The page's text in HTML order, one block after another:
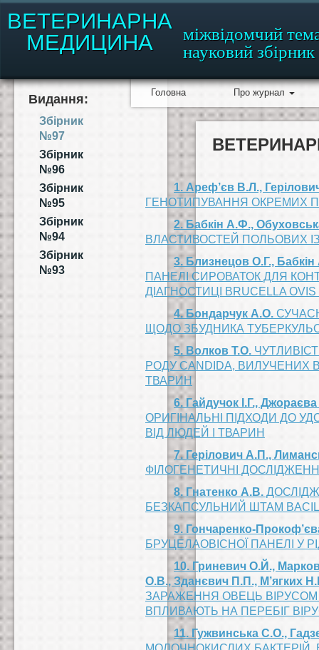
ВЕТЕРИНАРНА
МЕДИЦИНА
міжвідомчий
науковий збірник
Видання:
Збірник
№97
Збірник
№96
Збірник
№95
Збірник
№94
Збірник
№93
Головна Про журнал
1. Ареф’єв В.Л.,
ГЕНОТИПУВАННЯ ОКРЕМИХ
2. Бабкін А.Ф.,
ВЛАСТИВОСТЕЙ ПОЛЬОВИХ
3. Близнецов О.Г.,
ПАНЕЛІ СИРОВАТОК ДЛЯ
ДІАГНОСТИЦІ BRUCELLA OVIS
4. Бондарчук А.О.
ЩОДО ЗБУДНИКА
5. Волков Т.О.
РОДУ CANDIDA,
ТВАРИН
6. Гайдучок І.Г.,
ОРИГІНАЛЬНІ ПІДХОДИ ДО
ВІД ЛЮДЕЙ І ТВАРИН
7. Герілович А.П.,
ФІЛОГЕНЕТИЧНІ
8. Гнатенко А.В.
БЕЗКАПСУЛЬНИЙ ШТАМ
9. Гончаренко-
БРУЦЕЛАОВІСНОЇ ПАНЕЛІ У
10. Гриневич О.Й.,
О.В., Зданєвич П.П., М’ягких
ЗАРАЖЕННЯ ОВЕЦЬ
ВПЛИВАЮТЬ НА ПЕРЕБІГ
11. Гужвинська С.О.,